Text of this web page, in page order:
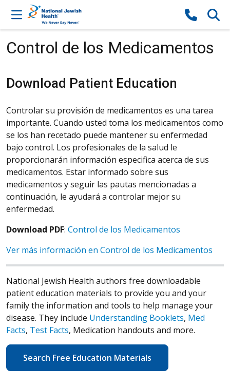
Skip to content
Control de los Medicamentos
Download Patient Education
Controlar su provisión de medicamentos es una tarea
importante. Cuando usted toma los medicamentos como
se los han recetado puede mantener su enfermedad
bajo control. Los profesionales de la salud le
proporcionarán información especifica acerca de sus
medicamentos. Estar informado sobre sus
medicamentos y seguir las pautas mencionadas a
continuación, le ayudará a controlar mejor su
enfermedad.
Download PDF: Control de los Medicamentos
Ver más información en Control de los Medicamentos
National Jewish Health authors free downloadable
patient education materials to provide you and your
family the information and tools to help manage your
disease. They include Understanding Booklets, Med
Facts, Test Facts, Medication handouts and more.
Search Free Education Materials